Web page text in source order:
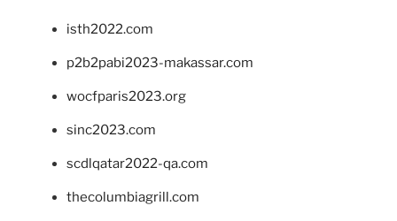
isth2022.com
p2b2pabi2023-makassar.com
wocfparis2023.org
sinc2023.com
scdlqatar2022-qa.com
thecolumbiagrill.com